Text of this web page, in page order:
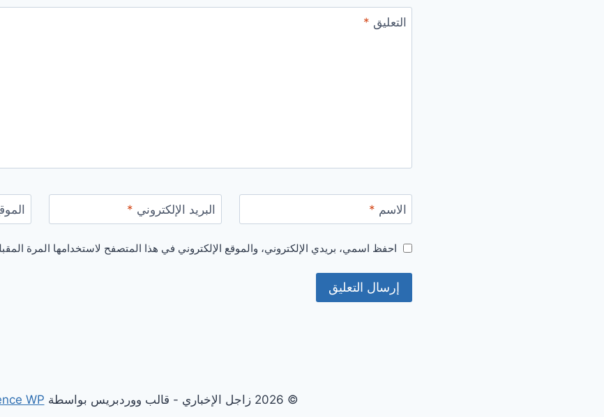
التعليق *
الاسم * البريد الإلكتروني *
احفظ اسمي، بريدي الإلكتروني، والموقع الإلكتروني في هذا المتصفح لاستخدامها المرة
© 2026 زاجل الإخباري - قالب ووردبريس بواسطة WP